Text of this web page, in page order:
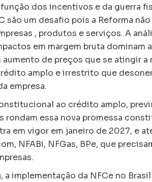
dos incentivos e da guerra
são um desafio pois a Reforma
, produtos e serviços. A
em margem bruta dominam
aumento de preços que se atingir a
amplo e irrestrito que
empresa.
ao crédito amplo,
rondam essa nova promessa
em vigor em janeiro de 2027, e
NFABi, NFGas, BPe, que
a implementação da NFCe no